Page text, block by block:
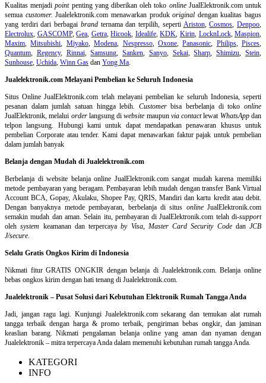
Kualitas menjadipointpenting yang diberikan oleh toko onlineJualElektronik.com untuk
semua customer. Jualelektronik.com menawarkan produkoriginal dengan kualitas bagus
yang terdiri dari berbagai brandternama dan terpilih, seperti Ariston,Cosmos ,Denpoo
Electrolux GASCOMP,Gea Getra,Hicook Idealife,KDK Kirin, LocknLock,Maspion
Maxim ,Mitsubishi Miyako,Modena Nespresso, Oxone,Panasonic Philips, Pisces
Quantum
Regency, Rinnai,Samsung ,Sanken Sanyo, Sekai,Sharp ,Shimizu ,Stein
Sunhouse Uchida Winn Gas dan Yong Ma
Jualelektronik.com Melayani Pembelian ke Seluruh Indonesia
Situs Online JualElektronik.com telah melayani pembelian ke seluruh Indonesia, seperti
pesanan dalam jumlah satuan hingga lebih. Customerbisa berbelanja di tokoonline
JualElektronik, melalui orderlangsung diwebsite maupun via contactlewat WhatsAppdan
telpon langsung
Hubungi kami untuk dapat mendapatkan penawaran khusus untuk
pembelian Corporate atau tender. Kami dapat menawarkan faktur pajak untuk pembelian
dalam jumlah banyak
Belanja dengan Mudah di Jualelektronik.com
Berbelanja diwebsite belanja online JualElektronik.com sangat mudah karena memiliki
metode pembayaran yang beragam. Pembayaran lebih mudah dengan transfer Bank Virtual
Account BCA, Gopay, Akulaku, Shopee Pay, QRIS, Mandiri dan kartu kredit atau debit.
Dengan banyaknya metode pembayaran, berbelanja di situs onlineJualElektronik.com
semakin mudah dan aman. Selain itu, pembayaran di JualElektronik.com telah di-support
olehsystem keamanan dan terpercayaby Visa, Master Card Security Codedan JCB
J/secure
Selalu Gratis Ongkos Kirim di Indonesia
Nikmati fitur GRATIS ONGKIR dengan belanja di Jualelektronik.com. Belanja online
bebas ongkos kirim dengan hati tenang di Jualelektronik.com.
Jualelektronik – Pusat Solusi dari Kebutuhan Elektronik Rumah Tangga Anda
Jadi, jangan ragu lagi. Kunjungi Jualelektronik.com sekarang dan temukan alat rumah
tangga terbaik dengan harga & promo terbaik, pengiriman bebas ongkir, dan jaminan
keaslian barang. Nikmati pengalaman belanja online yang aman dan nyaman dengan
Jualelektronik – mitra terpercaya Anda dalam memenuhi kebutuhan rumah tangga Anda.
KATEGORI
INFO